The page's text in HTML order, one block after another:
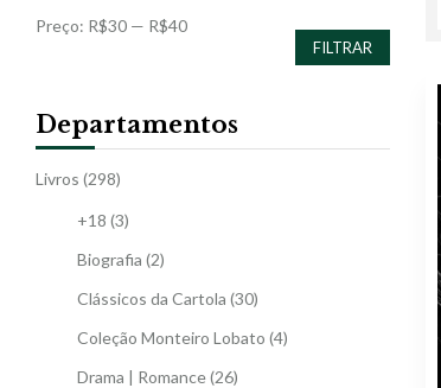
FILTRAR
Preço: R$30 — R$40
Departamentos
Livros (298)
+18 (3)
Biografia (2)
Clássicos da Cartola (30)
Coleção Monteiro Lobato (4)
Drama | Romance(26)